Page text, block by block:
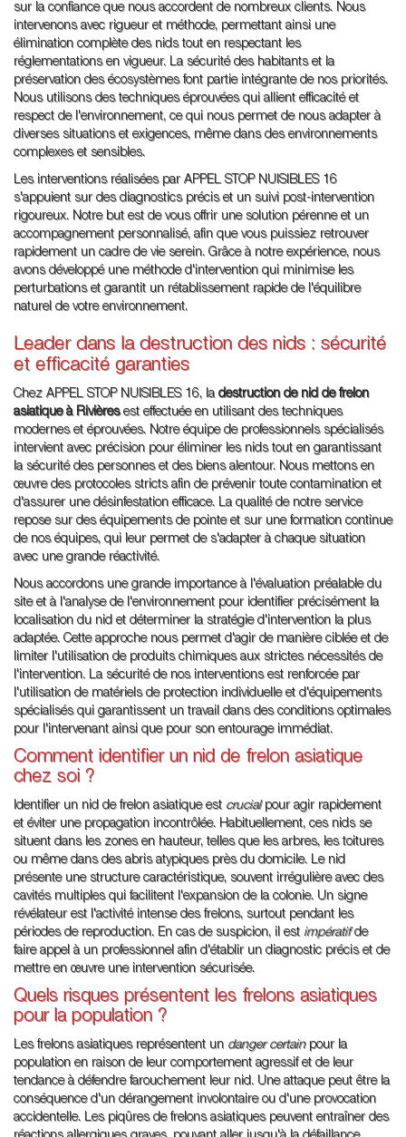
sur la confiance que nous accordent de nombreux clients. Nous
intervenons avec rigueur et méthode, permettant ainsi une
élimination complète des nids tout en respectant les
réglementations en vigueur. La sécurité des habitants et la
préservation des écosystèmes font partie intégrante de nos priorités.
Nous utilisons des techniques éprouvées qui allient efficacité et
respect de l'environnement, ce qui nous permet de nous adapter à
diverses situations et exigences, même dans des environnements
complexes et sensibles.
Les interventions réalisées par APPEL STOP NUISIBLES 16
s'appuient sur des diagnostics précis et un suivi post-intervention
rigoureux. Notre but est de vous offrir une solution pérenne et un
accompagnement personnalisé, afin que vous puissiez retrouver
rapidement un cadre de vie serein. Grâce à notre expérience, nous
avons développé une méthode d'intervention qui minimise les
perturbations et garantit un rétablissement rapide de l'équilibre
naturel de votre environnement.
Leader dans la destruction des nids : sécurité
et efficacité garanties
Chez APPEL STOP NUISIBLES 16, la destruction de nid de frelon
asiatique à Rivièresest effectuée en utilisant des techniques
modernes et éprouvées. Notre équipe de professionnels spécialisés
intervient avec précision pour éliminer les nids tout en garantissant
la sécurité des personnes et des biens alentour. Nous mettons en
œuvre des protocoles stricts afin de prévenir toute contamination et
d'assurer une désinfestation efficace. La qualité de notre service
repose sur des équipements de pointe et sur une formation continue
de nos équipes, qui leur permet de s'adapter à chaque situation
avec une grande réactivité.
Nous accordons une grande importance à l'évaluation préalable du
site et à l'analyse de l'environnement pour identifier précisément la
localisation du nid et déterminer la stratégie d'intervention la plus
adaptée. Cette approche nous permet d'agir de manière ciblée et de
limiter l'utilisation de produits chimiques aux strictes nécessités de
l'intervention. La sécurité de nos interventions est renforcée par
l'utilisation de matériels de protection individuelle et d'équipements
spécialisés qui garantissent un travail dans des conditions optimales
pour l'intervenant ainsi que pour son entourage immédiat.
Comment identifier un nid de frelon asiatique
chez soi ?
Identifier un nid de frelon asiatique est crucialpour agir rapidement
et éviter une propagation incontrôlée. Habituellement, ces nids se
situent dans les zones en hauteur, telles que les arbres, les toitures
ou même dans des abris atypiques près du domicile. Le nid
présente une structure caractéristique, souvent irrégulière avec des
cavités multiples qui facilitent l'expansion de la colonie. Un signe
révélateur est l'activité intense des frelons, surtout pendant les
périodes de reproduction. En cas de suspicion, il est impératifde
faire appel à un professionnel afin d'établir un diagnostic précis et de
mettre en œuvre une intervention sécurisée.
Quels risques présentent les frelons asiatiques
pour la population ?
Les frelons asiatiques représentent un danger certainpour la
population en raison de leur comportement agressif et de leur
tendance à défendre farouchement leur nid. Une attaque peut être la
conséquence d'un dérangement involontaire ou d'une provocation
accidentelle. Les piqûres de frelons asiatiques peuvent entraîner des